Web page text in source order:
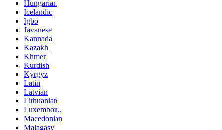
Hungarian
Icelandic
Igbo
Javanese
Kannada
Kazakh
Khmer
Kurdish
Kyrgyz
Latin
Latvian
Lithuanian
Luxembou..
Macedonian
Malagasy